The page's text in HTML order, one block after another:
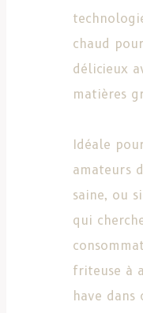
chaud
délicieux
matières
Idéale
amateurs
saine, ou
qui
friteuse à
have dans